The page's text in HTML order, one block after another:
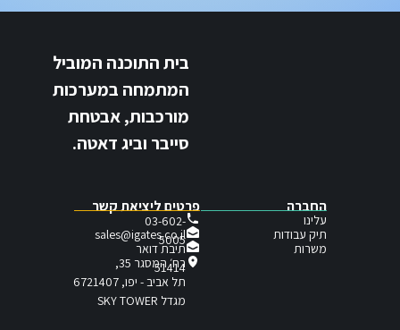
בית התוכנה המוביל
המתמחה במערכות
מורכבות, אבטחת
סייבר וביג דאטה.
פרטים ליציאת קשר
03-602-
5005
sales@igates.co.il
תיבת דואר
51414
רח׳ המסגר 35,
תל אביב - יפו, 6721407
מגדל SKY TOWER
החברה
עלינו
תיק עבודות
משרות